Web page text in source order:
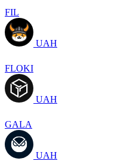
FIL
UAH
FLOKI
UAH
GALA
UAH